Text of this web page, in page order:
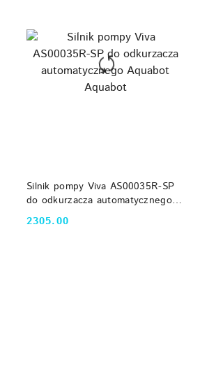
Silnik pompy Viva AS00035R-SP
do odkurzacza automatycznego
Aquabot Aquabot
Cena:
2305.00